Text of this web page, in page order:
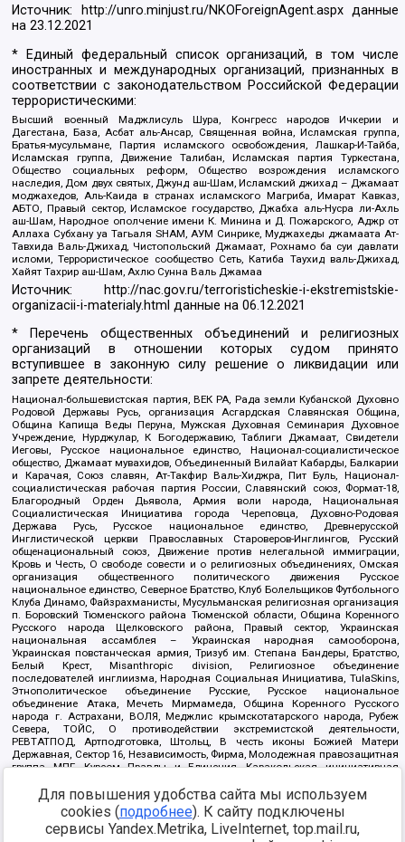
Источник: http://unro.minjust.ru/NKOForeignAgent.aspxданные
на23.12.2021
* Единый федеральный список организаций, в том числе
иностранных и международных организаций, признанных в
соответствии с законодательством Российской Федерации
террористическими:
Высший военный Маджлисуль Шура, Конгресс народов Ичкерии и
Дагестана, База, Асбат аль-Ансар, Священная война, Исламская группа,
Братья-мусульмане, Партия исламского освобождения, Лашкар-И-Тайба,
Исламская группа, Движение Талибан, Исламская партия Туркестана,
Общество социальных реформ, Общество возрождения исламского
наследия, Дом двух святых, Джунд аш-Шам, Исламский джихад – Джамаат
моджахедов, Аль-Каида в странах исламского Магриба, Имарат Кавказ,
АБТО, Правый сектор, Исламское государство, Джабха аль-Нусра ли-Ахль
аш-Шам, Народное ополчение имени К. Минина и Д. Пожарского, Аджр от
Аллаха Субхану уа Тагьаля SHAM, АУМ Синрике, Муджахеды джамаата Ат-
Тавхида Валь-Джихад, Чистопольский Джамаат, Рохнамо ба суи давлати
исломи, Террористическое сообщество Сеть, Катиба Таухид валь-Джихад,
Хайят Тахрир аш-Шам, Ахлю Сунна Валь Джамаа
Источник:
http://nac.gov.ru/terroristicheskie-i-ekstremistskie-
organizacii-i-materialy.html данные на06.12.2021
* Перечень общественных объединений и религиозных
организаций в отношении которых судом принято
вступившее в законную силу решение о ликвидации или
запрете деятельности:
Национал-большевистская партия, ВЕК РА, Рада земли Кубанской Духовно
Родовой Державы Русь, организация Асгардская Славянская Община,
Община Капища Веды Перуна, Мужская Духовная Семинария Духовное
Учреждение, Нурджулар, К Богодержавию, Таблиги Джамаат, Свидетели
Иеговы, Русское национальное единство, Национал-социалистическое
общество, Джамаат мувахидов, Объединенный Вилайат Кабарды, Балкарии
и Карачая, Союз славян, Ат-Такфир Валь-Хиджра, Пит Буль, Национал-
социалистическая рабочая партия России, Славянский союз, Формат-18,
Благородный Орден Дьявола, Армия воли народа, Национальная
Социалистическая Инициатива города Череповца, Духовно-Родовая
Держава Русь, Русское национальное единство, Древнерусской
Инглистической церкви Православных Староверов-Инглингов, Русский
общенациональный союз, Движение против нелегальной иммиграции,
Кровь и Честь, О свободе совести и о религиозных объединениях, Омская
организация общественного политического движения Русское
национальное единство, Северное Братство, Клуб Болельщиков Футбольного
Клуба Динамо, Файзрахманисты, Мусульманская религиозная организация
п. Боровский Тюменского района Тюменской области, Община Коренного
Русского народа Щелковского района, Правый сектор, Украинская
национальная ассамблея – Украинская народная самооборона,
Украинская повстанческая армия, Тризуб им. Степана Бандеры, Братство,
Белый Крест, Misanthropic division, Религиозное объединение
последователей инглиизма, Народная Социальная Инициатива, TulaSkins,
Этнополитическое объединение Русские, Русское национальное
объединение Атака, Мечеть Мирмамеда, Община Коренного Русского
народа г. Астрахани, ВОЛЯ, Меджлис крымскотатарского народа, Рубеж
Севера, ТОЙС, О противодействии экстремистской деятельности,
РЕВТАТПОД, Артподготовка, Штольц, В честь иконы Божией Матери
Державная, Сектор 16, Независимость, Фирма, Молодежная правозащитная
группа МПГ, Курсом Правды и Единения, Каракольская инициативная
Благотворительный пансионат Ак Умут, Русская республика Русь,
Арестантское уголовное единство, Башкорт, Нация и свобода, W.H.С., Фалунь
Дафа, Иртыш Ultras, Русский Патриотический клуб-Новокузнецк/РПК,
Сибирский державный союз, Фонд борьбы с коррупцией, Фонд защиты прав
Для повышения удобства сайта мы используем
cookies (подробнее). К сайту подключены
сервисы Yandex.Metrika, LiveInternet, top.mail.ru,